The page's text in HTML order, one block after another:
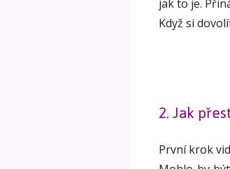
jak to je.
Když si
2. Jak
První krok